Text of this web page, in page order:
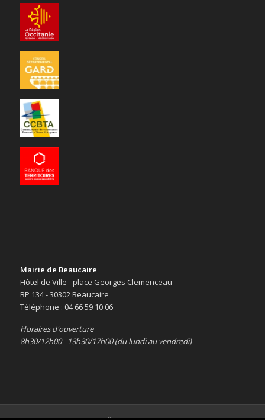
Mairie de Beaucaire
Hôtel de Ville - place Georges Clemenceau
BP 134 - 30302 Beaucaire
Téléphone : 04 66 59 10 06
Horaires d'ouverture
8h30/12h00 - 13h30/17h00 (du lundi au vendredi)